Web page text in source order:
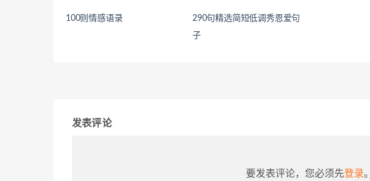
100则情感语录
290句精选简短低调秀恩爱句
子
发表评论
要发表评论，您必须先登录。